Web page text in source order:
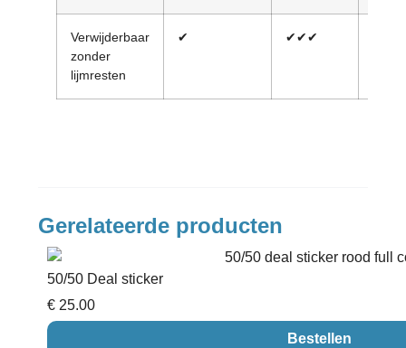
Verwijderbaar
zonder
lijmresten
✔ ✔✔✔
Gerelateerde producten
50/50 Deal sticker
€ 25.00
Bestellen